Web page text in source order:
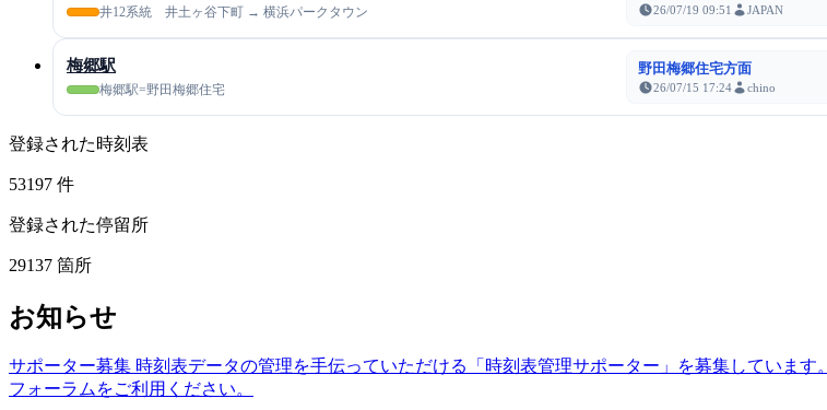
井12系統 井土ヶ谷下町 → 横浜パークタウン 26/07/19 09:51 JAPAN
梅郷駅
梅郷駅=野田梅郷住宅
野田梅郷住宅方面
26/07/15 17:24 chino
登録された時刻表
53197 件
登録された停留所
29137 箇所
お知らせ
サポーター募集 時刻表データの管理を手伝っていただける「時刻表管理サポーター」を募集しています。
フォーラムをご利用ください。